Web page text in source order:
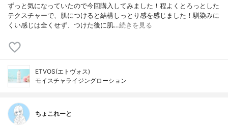
ずっと気になっていたので今回購入してみました！程よくとろっとした
テクスチャーで、肌につけると結構しっとり感を感じました！馴染みに
くい感じは全くせず、つけた後に肌…続きを見る
ETVOS(エトヴォス)
モイスチャライジングローション
ちょこれーと